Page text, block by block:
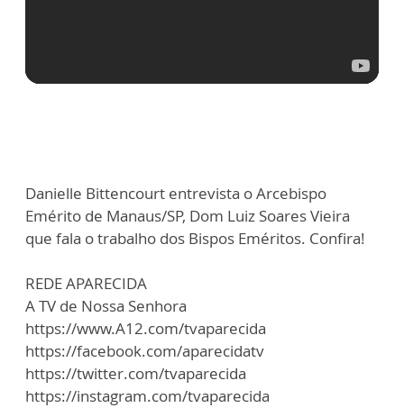
Danielle Bittencourt entrevista o Arcebispo
Emérito de Manaus/SP, Dom Luiz Soares Vieira
que fala o trabalho dos Bispos Eméritos. Confira!
REDE APARECIDA
A TV de Nossa Senhora
https://www.A12.com/tvaparecida
https://facebook.com/aparecidatv
https://twitter.com/tvaparecida
https://instagram.com/tvaparecida